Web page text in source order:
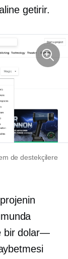
getirir.
de destekçilere
birdolar—